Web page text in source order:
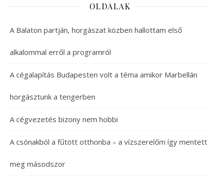
OLDALAK
A Balaton partján, horgászat közben hallottam első
alkalommal erről a programról
A cégalapítás Budapesten volt a téma amikor Marbellán
horgásztunk a tengerben
A cégvezetés bizony nem hobbi
A csónakból a fűtött otthonba – a vízszerelőm így mentett
meg másodszor